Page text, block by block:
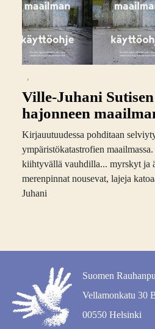
Ville-Juhani
hajonneen
Kirjauutuudessa pohditaan
ympäristökatastrofien
kiihtyvällä vauhdilla... myrskyt ja
merenpinnat nousevat, lajeja
Juhani
Suomen
Vellamonkatu 30
00550 Helsinki